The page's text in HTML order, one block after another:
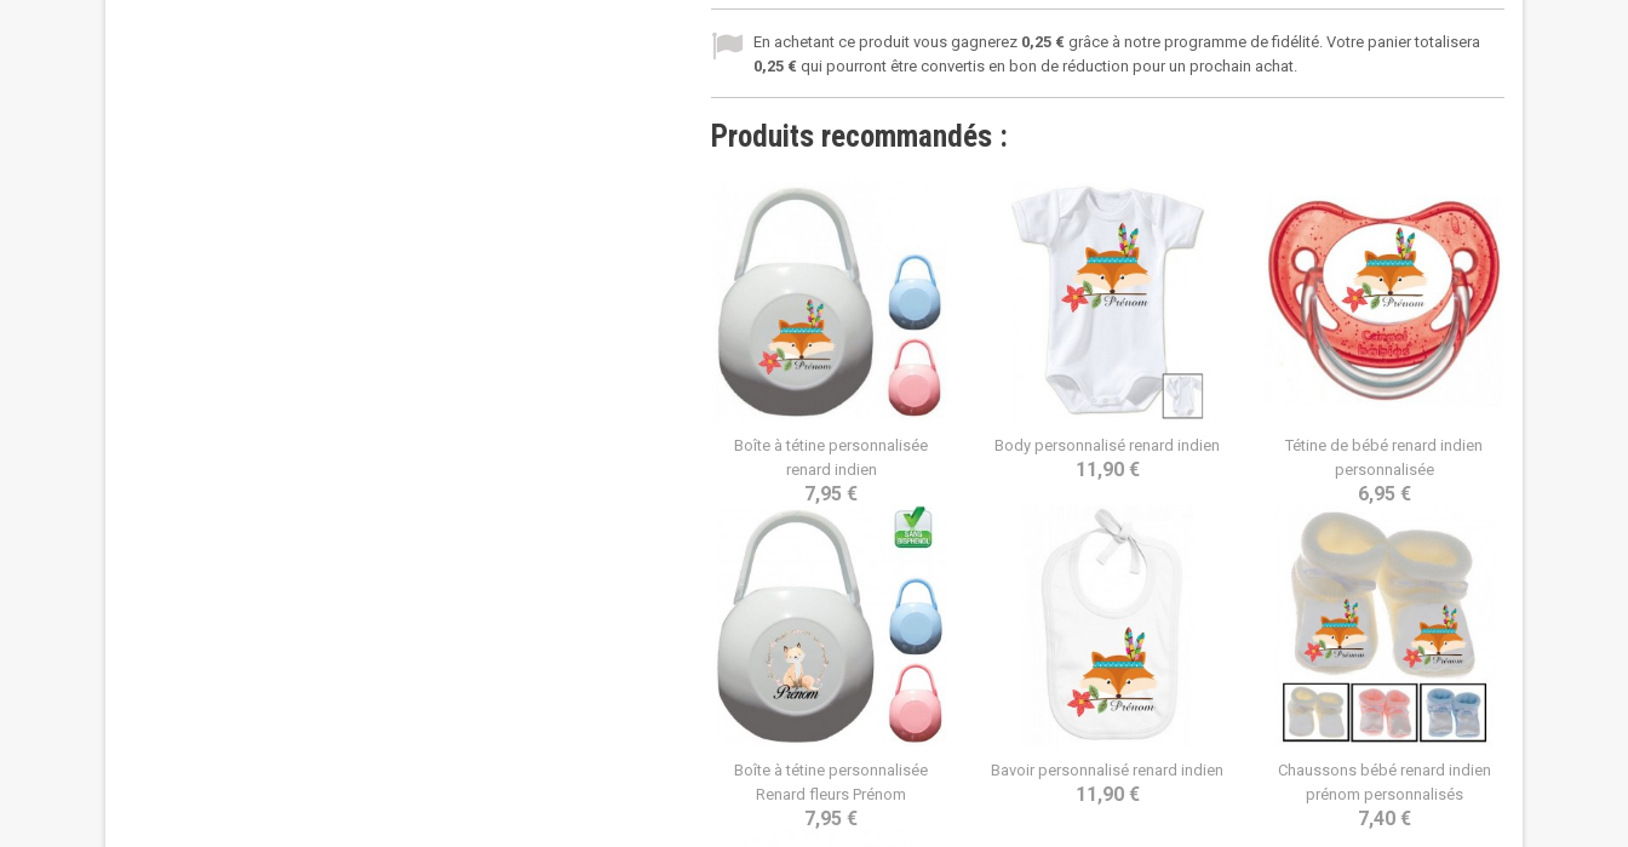
En achetant ce produit vous gagnerez 0,25 € grâce à notre programme de fidélité. Votre panier totalisera
0,25 € qui pourront être convertis en bon de réduction pour un prochain achat.
Produits recommandés :
Boîte à tétine personnalisée
renard indien
7,95 €
Body personnalisé renard indien
11,90 €
Tétine de bébé renard indien
personnalisée
6,95 €
Boîte à tétine personnalisée
Renard fleurs Prénom
7,95 €
Bavoir personnalisé renard indien
11,90 €
Chaussons bébé renard indien
prénom personnalisés
7,40 €